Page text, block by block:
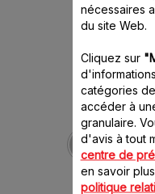
Poussoir pour hachoir
nécessaires
du site Web.
Cliquez sur
catégories
accéder à
granulaire.
d'avis à tout
centre de
en savoir
politique